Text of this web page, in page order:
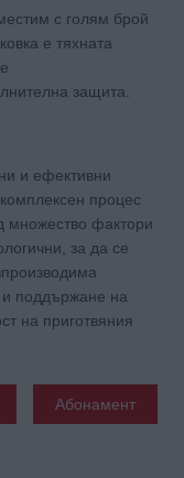
с голям брой
е тяхната
защита.
и ефективни
процес
множество фактори
за да се
и поддържане на
на приготвяния
Абонамент